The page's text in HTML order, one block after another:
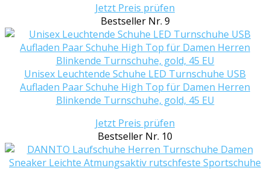
Jetzt Preis prüfen
Bestseller Nr. 9
Unisex Leuchtende Schuhe LED Turnschuhe USB
Aufladen Paar Schuhe High Top für Damen Herren
Blinkende Turnschuhe, gold, 45 EU
Jetzt Preis prüfen
Bestseller Nr. 10